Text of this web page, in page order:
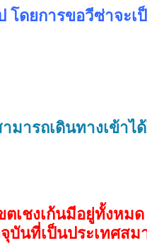
โดยการขอวีซ่าจะเ
มารถเดินทางเข้าไ
เชงเก้นมีอยู่ทั้งหมด
เป็นประเทศสม